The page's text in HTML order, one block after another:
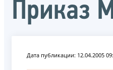
Приказ
Дата публикации: 12.04.2005